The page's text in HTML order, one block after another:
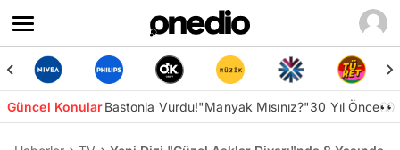
Güncel KonularBastonla Vurdu!"Manyak Mısınız?"30 Yıl Önce👀